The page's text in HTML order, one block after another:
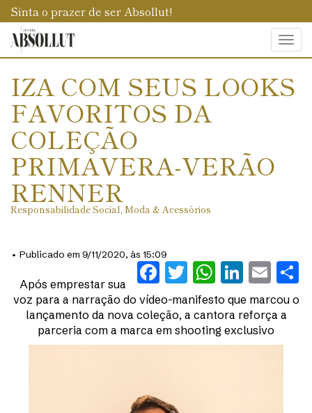
Sinta o prazer de ser Absollut!
IZA COM SEUS LOOKS
FAVORITOS DA
COLEÇÃO
PRIMAVERA-VERÃO
RENNER
Responsabilidade Social, Moda & Acessórios
• Publicado em 9/11/2020, às 15:09
Facebook
Twitter
Após emprestar sua
voz para a narração do vídeo-manifesto que marcou o
lançamento da nova coleção, a cantora reforça a
parceria com a marca em shooting exclusivo